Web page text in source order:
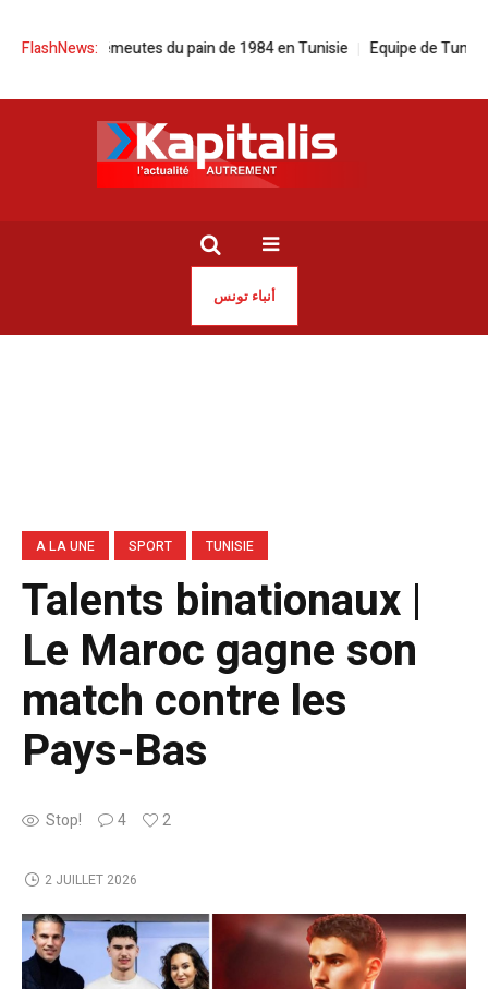
FlashNews:
émeutes du pain de 1984 en Tunisie Equipe de Tunisie | Hervé
أنباء تونس
A LA UNE SPORT TUNISIE
Talents binationaux |
Le Maroc gagne son
match contre les
Pays-Bas
Stop! 4 2
2 JUILLET 2026